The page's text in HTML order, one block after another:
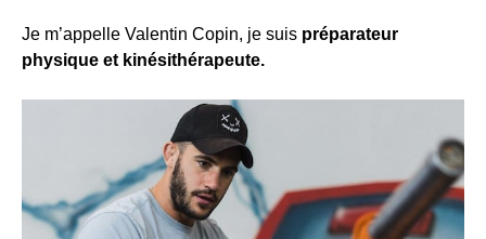
Je m’appelle Valentin Copin, je suis préparateur
physique et kinésithérapeute.